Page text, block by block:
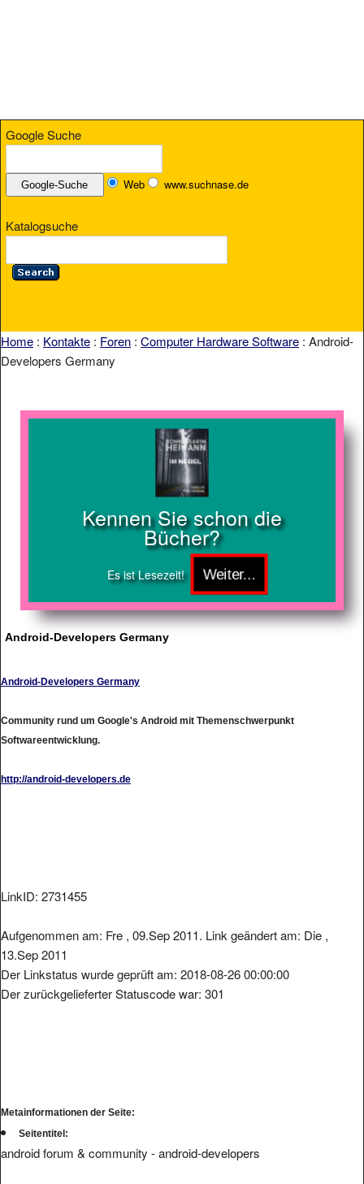
Google Suche
Web www.suchnase.de
Katalogsuche
Home : Kontakte : Foren : Computer Hardware Software : Android-
Developers Germany
Kennen Sie schon die
Bücher?
Es ist Lesezeit!
Android-Developers Germany
Android-Developers Germany
Community rund um Google's Android mit Themenschwerpunkt
Softwareentwicklung.
http://android-developers.de
LinkID: 2731455
Aufgenommen am: Fre , 09.Sep 2011. Link geändert am: Die ,
13.Sep 2011
Der Linkstatus wurde geprüft am: 2018-08-26 00:00:00
Der zurückgelieferter Statuscode war: 301
Metainformationen der Seite:
Seitentitel:
android forum & community - android-developers